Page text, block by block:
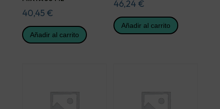
40,45 €
Añadir al carrito
46,24 €
Añadir al carrito